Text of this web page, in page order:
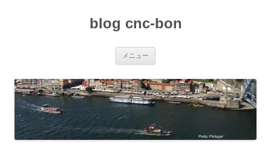
プ
blog cnc-bon
メニュー